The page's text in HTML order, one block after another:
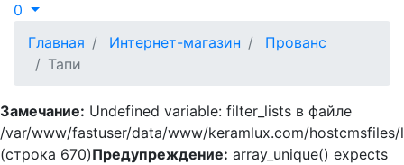
0
Главная
Интернет-магазин
Прованс
Тапи
Замечание: Undefined variable: filter_lists в файле
/var/www/fastuser/data/www/keramlux.com/hostcmsfiles/
(строка 670)Предупреждение: array_unique() expects